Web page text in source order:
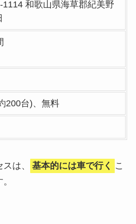
1114 和歌山県海草郡紀美野
200台)、無料
は、 基本的には車で行く こ